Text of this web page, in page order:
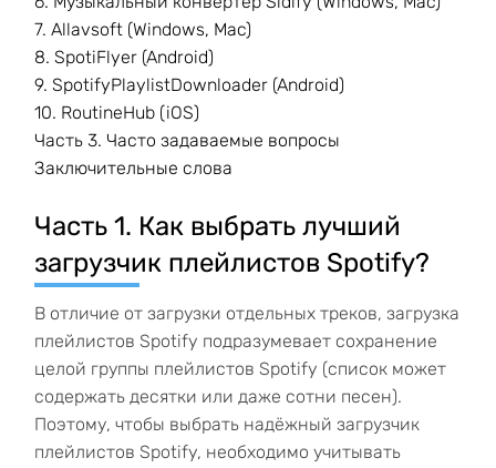
7. Allavsoft (Windows, Mac)
8. SpotiFlyer (Android)
9. SpotifyPlaylistDownloader (Android)
10. RoutineHub (iOS)
Часть 3. Часто задаваемые вопросы
Заключительные слова
Часть 1. Как выбрать лучший
загрузчик плейлистов Spotify?
В отличие от загрузки отдельных треков, загрузка
плейлистов Spotify подразумевает сохранение
целой группы плейлистов Spotify (список может
содержать десятки или даже сотни песен).
Поэтому, чтобы выбрать надёжный загрузчик
плейлистов Spotify, необходимо учитывать